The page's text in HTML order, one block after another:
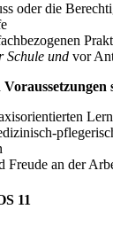
oder die
Schule und vor
Freude an der
11